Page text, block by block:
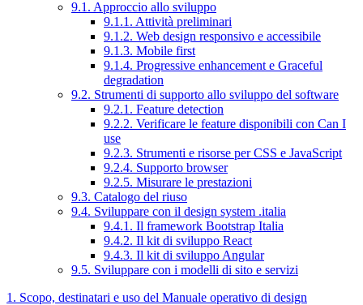
9.1. Approccio allo sviluppo
9.1.1. Attività preliminari
9.1.2. Web design responsivo e accessibile
9.1.3. Mobile first
9.1.4. Progressive enhancement e Graceful
degradation
9.2. Strumenti di supporto allo sviluppo del software
9.2.1. Feature detection
9.2.2. Verificare le feature disponibili con Can I
use
9.2.3. Strumenti e risorse per CSS e JavaScript
9.2.4. Supporto browser
9.2.5. Misurare le prestazioni
9.3. Catalogo del riuso
9.4. Sviluppare con il design system .italia
9.4.1. Il framework Bootstrap Italia
9.4.2. Il kit di sviluppo React
9.4.3. Il kit di sviluppo Angular
9.5. Sviluppare con i modelli di sito e servizi
1. Scopo, destinatari e uso del Manuale operativo di design